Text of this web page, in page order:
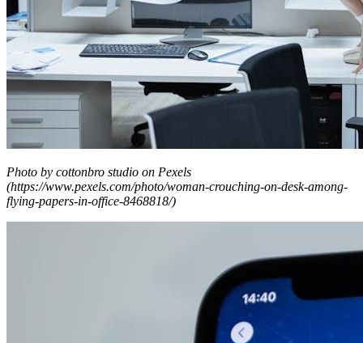
Photo by cottonbro studio on Pexels
(https://www.pexels.com/photo/woman-crouching-on-desk-among-
flying-papers-in-office-8468818/)